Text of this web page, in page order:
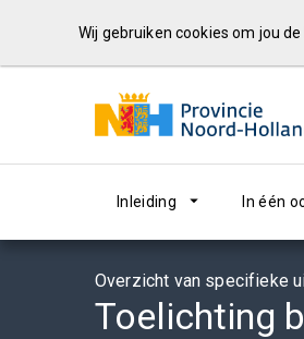
Inleiding In één
Overzicht van specifieke
Toelichting
Wij gebruiken cookies om jou